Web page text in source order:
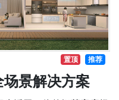
置顶 推荐
景解决方案